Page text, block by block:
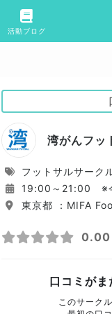
活動ブログ
湾がんフッ
フットサルサーク
19:00～21:00 ※
東京都 ：MIFA
0.00
口コミがま
このサーク